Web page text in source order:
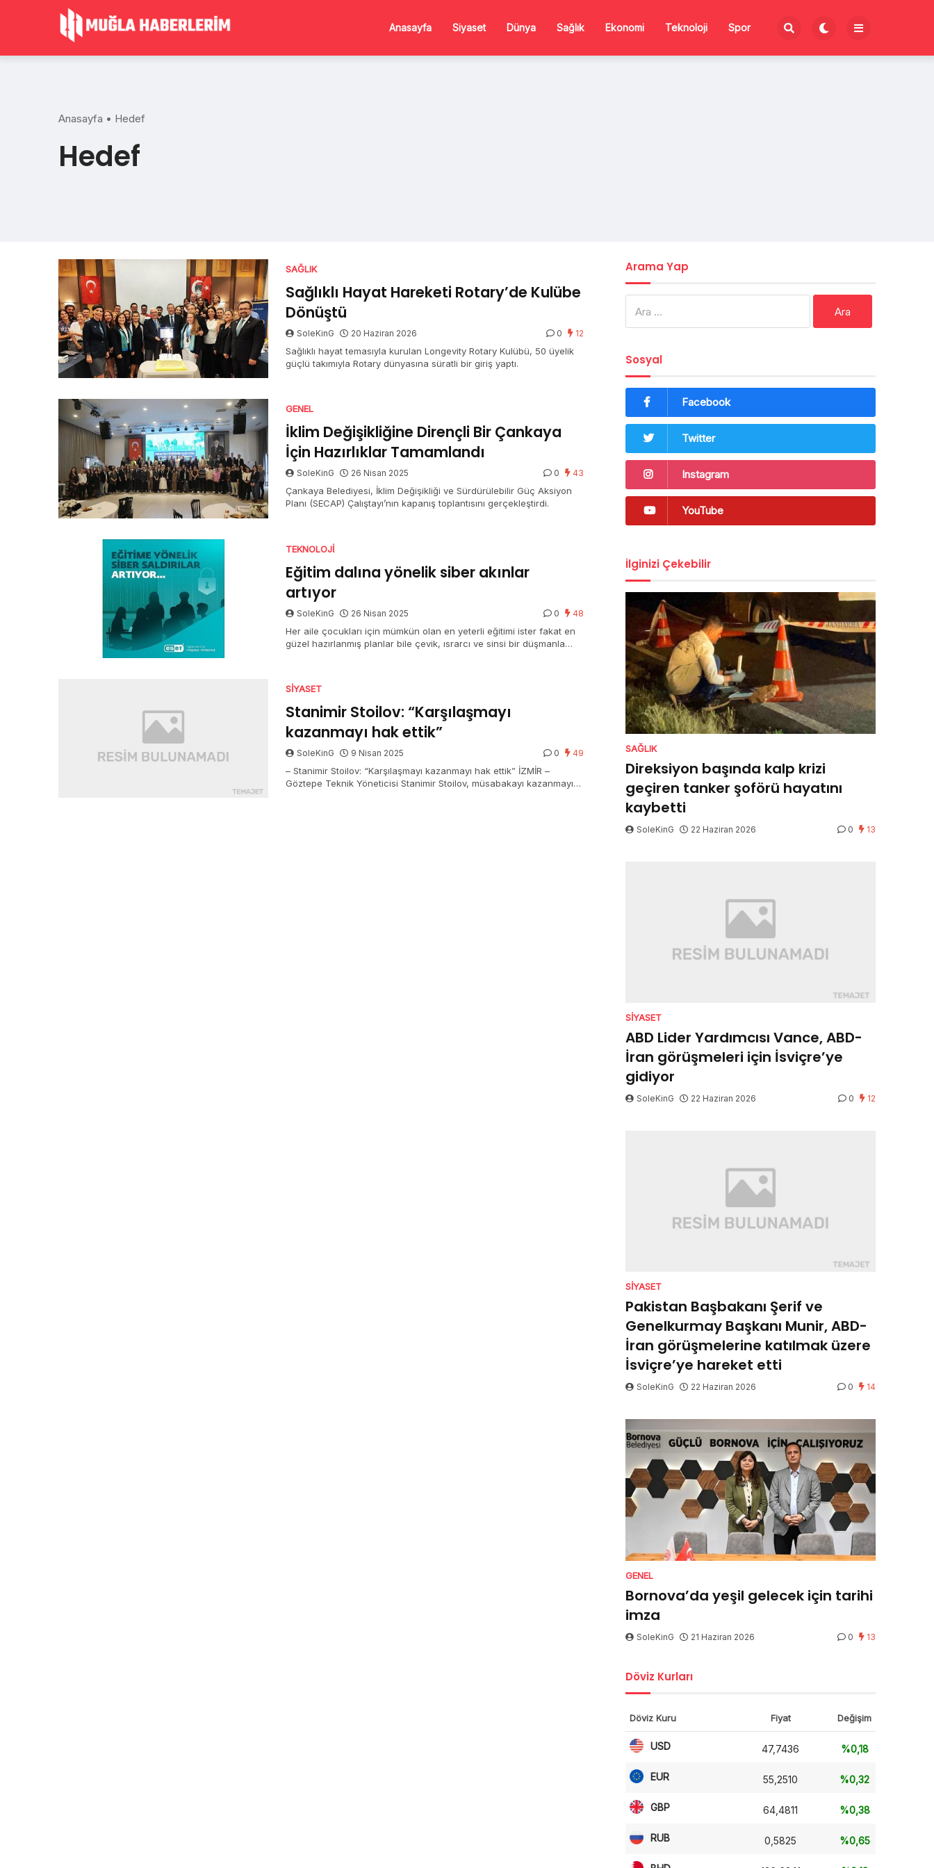
Anasayfa Siyaset Dünya Sağlık Ekonomi Teknoloji Spor
Anasayfa • Hedef
Hedef
SAĞLIK
Sağlıklı Hayat Hareketi Rotary’de Kulübe
Dönüştü
SoleKinG 20 Haziran 2026 0 12
Sağlıklı hayat temasıyla kurulan Longevity Rotary Kulübü, 50 üyelik
güçlü takımıyla Rotary dünyasına süratli bir giriş yaptı.
GENEL
İklim Değişikliğine Dirençli Bir Çankaya
İçin Hazırlıklar Tamamlandı
SoleKinG 26 Nisan 2025 0 43
Çankaya Belediyesi, İklim Değişikliği ve Sürdürülebilir Güç Aksiyon
Planı (SECAP) Çalıştayı’nın kapanış toplantısını gerçekleştirdi.
TEKNOLOJI
Eğitim dalına yönelik siber akınlar
artıyor
SoleKinG 26 Nisan 2025 0 48
Her aile çocukları için mümkün olan en yeterli eğitimi ister fakat en
güzel hazırlanmış planlar bile çevik, ısrarcı ve sinsi bir düşmanla
SIYASET
Stanimir Stoilov: “Karşılaşmayı
kazanmayı hak ettik”
SoleKinG 9 Nisan 2025 0 49
– Stanimir Stoilov: “Karşılaşmayı kazanmayı hak ettik” İZMİR –
Göztepe Teknik Yöneticisi Stanimir Stoilov, müsabakayı kazanmayı
Arama Yap
Sosyal
Facebook
Twitter
Instagram
YouTube
İlginizi Çekebilir
SAĞLIK
Direksiyon başında kalp krizi
geçiren tanker şoförü hayatını
kaybetti
SoleKinG 22 Haziran 2026 0 13
SIYASET
ABD Lider Yardımcısı Vance, ABD-
İran görüşmeleri için İsviçre’ye
gidiyor
SoleKinG 22 Haziran 2026 0 12
SIYASET
Pakistan Başbakanı Şerif ve
Genelkurmay Başkanı Munir, ABD-
İran görüşmelerine katılmak üzere
İsviçre’ye hareket etti
SoleKinG 22 Haziran 2026 0 14
GENEL
Bornova’da yeşil gelecek için tarihi
imza
SoleKinG 21 Haziran 2026 0 13
Döviz Kurları
Döviz Kuru Fiyat Değişim
USD 47,7436 %0,18
EUR 55,2510 %0,32
GBP 64,4811 %0,38
RUB 0,5825 %0,65